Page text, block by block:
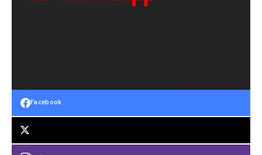
Facebook